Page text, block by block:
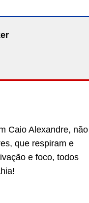
Caio Alexandre, não
que respiram e
e foco, todos